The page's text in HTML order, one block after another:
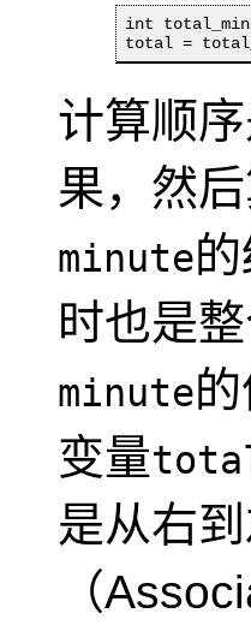
int
total =
计算顺
果，然
minute
时也是
minute
变量
是从右
（